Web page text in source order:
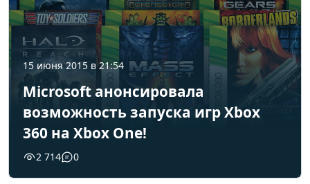
15 июня 2015 в 21:54
Microsoft анонсировала
возможность запуска игр Xbox
360 на Xbox One!
2 714 0